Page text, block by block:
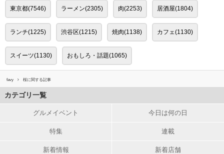
東京都(7546) ラーメン(2305) 肉(2253) 居酒屋(1804)
ランチ(1225) 渋谷区(1215) 焼肉(1138) カフェ(1130)
スイーツ(1130) おもしろ・話題(1065)
favy 桜に関する記事
カテゴリ一覧
グルメイベント 今日は何の日
特集 連載
新着情報 新着店舗